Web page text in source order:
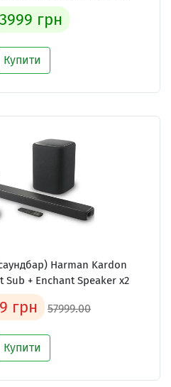
грн
Купити
Harman Kardon
Sub + Enchant Speaker x2
грн 57999.00
Купити